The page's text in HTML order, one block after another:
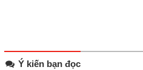
Ý kiến bạn đọc